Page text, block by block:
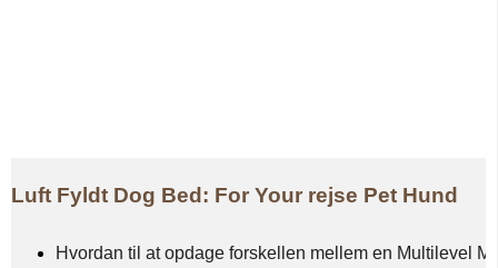
Luft Fyldt Dog Bed: For Your rejse Pet Hund
Hvordan til at opdage forskellen mellem en Multilevel